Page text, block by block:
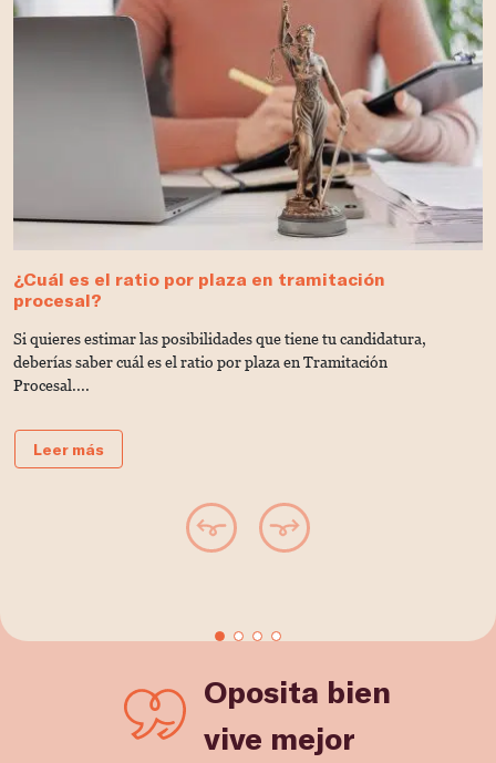
¿Cuál es el ratio por plaza en tramitación
procesal?
Si quieres estimar las posibilidades que tiene tu candidatura,
deberías saber cuál es el ratio por plaza en Tramitación
Procesal....
Leer más
Oposita bien
vive mejor